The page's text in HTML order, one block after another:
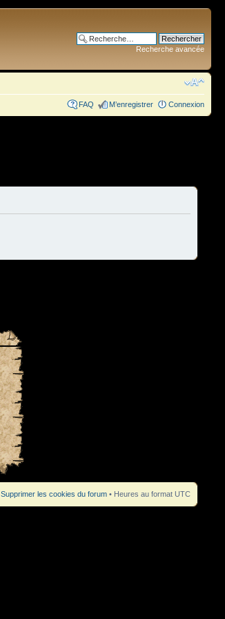
Recherche avancée
FAQ M’enregistrer Connexion
Supprimer les cookies du forum • Heures au format UTC